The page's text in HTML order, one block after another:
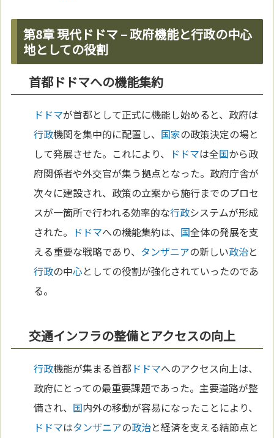
第8章 現代ドドマ – 政府機能と行政の中心
地としての役割
首都ドドマへの機能集約
ドドマが首都として正式に機能し始めると、政府は
行政機関を集中的に配置し、 国家の政策決定の場と
して発展させた。これにより、 ドドマは全国から政
府関係者や外交官が集う拠点となった。政府庁舎が
次々に建設され、政策の立案から施行までのプロセ
スが一箇所で行われる効率的な行政システムが形成
された。 ドドマへの機能集約は、 国全体の発展を支
える重要な戦略であり、 タンザニアの新しい政治と
行政の中心としての役割が強化されていったのであ
る。
交通インフラの整備とアクセスの向上
行政機能が集まる首都ドドマへのアクセス向上は、
政府にとっての最重要課題であった。主要道路が整
備され、 国内外の移動が容易になったことにより、
ドドマはタンザニアの政治と経済を支える結節点と